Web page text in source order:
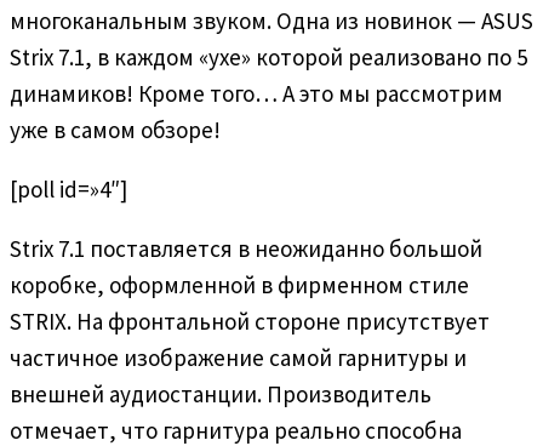
многоканальным звуком. Одна из новинок — ASUS
Strix 7.1, в каждом «ухе» которой реализовано по 5
динамиков! Кроме того… А это мы рассмотрим
уже в самом обзоре!
[poll id=»4″]
Strix 7.1 поставляется в неожиданно большой
коробке, оформленной в фирменном стиле
STRIX. На фронтальной стороне присутствует
частичное изображение самой гарнитуры и
внешней аудиостанции. Производитель
отмечает, что гарнитура реально способна